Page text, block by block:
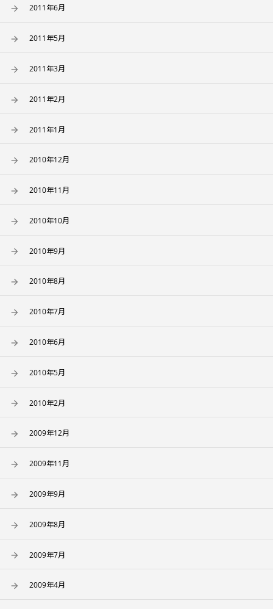
2011年6月
2011年5月
2011年3月
2011年2月
2011年1月
2010年12月
2010年11月
2010年10月
2010年9月
2010年8月
2010年7月
2010年6月
2010年5月
2010年2月
2009年12月
2009年11月
2009年9月
2009年8月
2009年7月
2009年4月